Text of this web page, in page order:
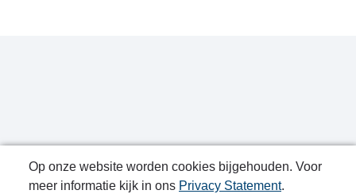
Op onze website worden cookies bijgehouden. Voor
meer informatie kijk in ons Privacy Statement.